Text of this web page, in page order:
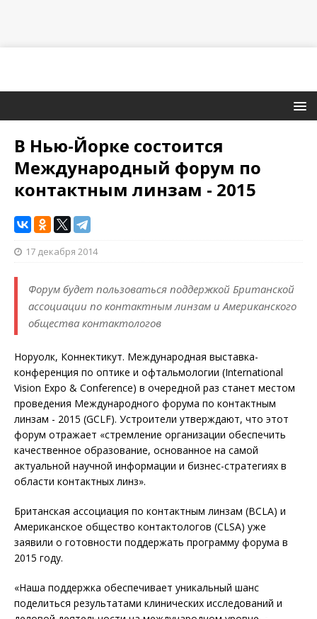
В Нью-Йорке состоится
Международный форум по
контактным линзам - 2015
17 декабря 2014
Форум будет пользоваться поддержкой Британской
ассоциации по контактным линзам и Американского
общества контактологов
Норуолк, Коннектикут. Международная выставка-
конференция по оптике и офтальмологии (International
Vision Expo & Conference) в очередной раз станет местом
проведения Международного форума по контактным
линзам - 2015 (GCLF). Устроители утверждают, что этот
форум отражает «стремление организации обеспечить
качественное образование, основанное на самой
актуальной научной информации и бизнес-стратегиях в
области контактных линз».
Британская ассоциация по контактным линзам (BCLA) и
Американское общество контактологов (CLSA) уже
заявили о готовности поддержать программу форума в
2015 году.
«Наша поддержка обеспечивает уникальный шанс
поделиться результатами клинических исследований и